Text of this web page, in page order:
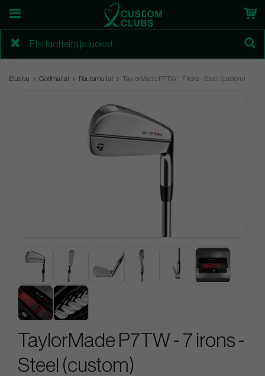
Etusivu Golfmailat Rautamailat TaylorMade P7TW - 7 irons - Steel (custom)
TaylorMade P7TW - 7 irons -
Steel (custom)